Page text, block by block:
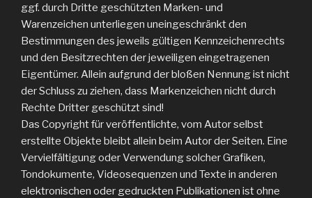
ggf. durch Dritte geschützten Marken- und
Warenzeichen unterliegen uneingeschränkt den
Bestimmungen des jeweils gültigen Kennzeichenrechts
und den Besitzrechten der jeweiligen eingetragenen
Eigentümer. Allein aufgrund der bloßen Nennung ist nicht
der Schluss zu ziehen, dass Markenzeichen nicht durch
Rechte Dritter geschützt sind!
Das Copyright für veröffentlichte, vom Autor selbst
erstellte Objekte bleibt allein beim Autor der Seiten. Eine
Vervielfältigung oder Verwendung solcher Grafiken,
Tondokumente, Videosequenzen und Texte in anderen
elektronischen oder gedruckten Publikationen ist ohne